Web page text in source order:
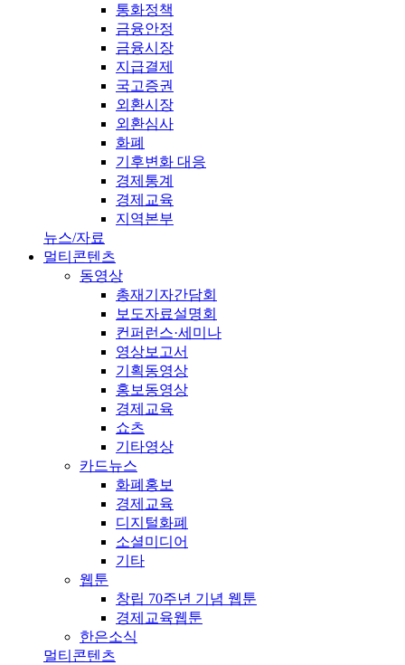
통화정책
금융안정
금융시장
지급결제
국고증권
외환시장
외환심사
화폐
기후변화 대응
경제통계
경제교육
지역본부
뉴스/자료
멀티콘텐츠
동영상
총재기자간담회
보도자료설명회
컨퍼런스·세미나
영상보고서
기획동영상
홍보동영상
경제교육
쇼츠
기타영상
카드뉴스
화폐홍보
경제교육
디지털화폐
소셜미디어
기타
웹툰
창립 70주년 기념 웹툰
경제교육웹툰
한은소식
멀티콘텐츠